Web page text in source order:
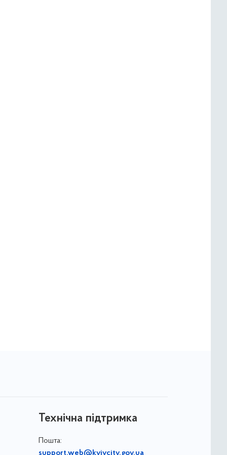
Технічна підтримка
Пошта:
support.web@kyivcity.gov.ua